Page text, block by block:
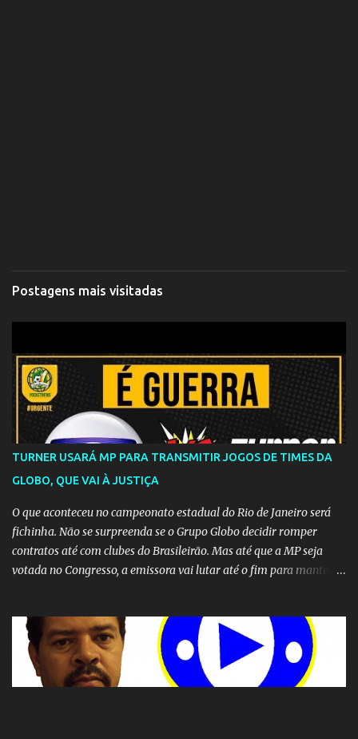
Postagens mais visitadas
TURNER USARÁ MP PARA TRANSMITIR JOGOS DE TIMES DA
GLOBO, QUE VAI À JUSTIÇA
O que aconteceu no campeonato estadual do Rio de Janeiro será
fichinha. Não se surpreenda se o Grupo Globo decidir romper
contratos até com clubes do Brasileirão. Mas até que a MP seja
votada no Congresso, a emissora vai lutar até o fim para manter o